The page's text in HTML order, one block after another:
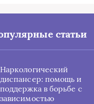
статьи
Наркологический
диспансер: помощь и
поддержка в борьбе с
зависимостью